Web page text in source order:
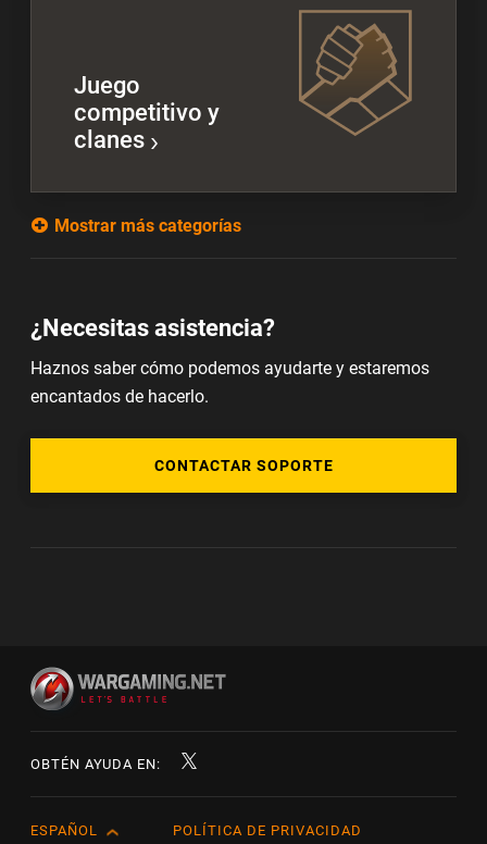
Juego
competitivo y
clanes
Mostrar más categorías
¿Necesitas asistencia?
Haznos saber cómo podemos ayudarte y estaremos
encantados de hacerlo.
CONTACTAR SOPORTE
OBTÉN AYUDA EN:
English
ESPAÑOL POLÍTICA DE PRIVACIDAD